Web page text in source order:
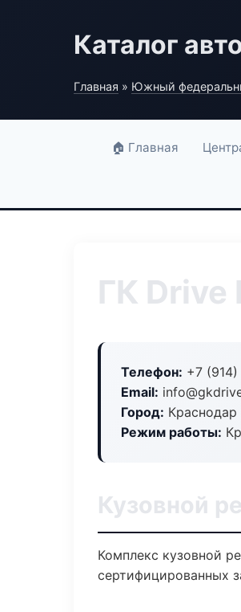
Каталог
Главная » Южный
🏠 Главная
ГК Drive
Телефон: +7
Email:
Город: Краснодар
Режим работы:
Кузовной
Комплекс кузовной
сертифицированных